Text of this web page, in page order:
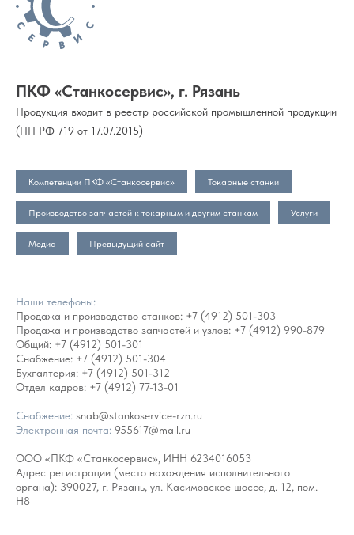
ПКФ «Станкосервис», г. Рязань
Продукция входит в реестр российской промышленной продукции
(ПП РФ 719 от 17.07.2015)
Компетенции ПКФ «Станкосервис» Токарные станки
Производство запчастей к токарным и другим станкам Услуги
Медиа Предыдущий сайт
Наши телефоны:
Продажа и производство станков: +7 (4912) 501-303
Продажа и производство запчастей и узлов: +7 (4912) 990-879
Общий: +7 (4912) 501-301
Снабжение: +7 (4912) 501-304
Бухгалтерия: +7 (4912) 501-312
Отдел кадров: +7 (4912) 77-13-01
Снабжение: snab@stankoservice-rzn.ru
Электронная почта: 955617@mail.ru
ООО «ПКФ «Станкосервис», ИНН 6234016053
Адрес регистрации (место нахождения исполнительного
органа): 390027, г. Рязань, ул. Касимовское шоссе, д. 12, пом.
Н8